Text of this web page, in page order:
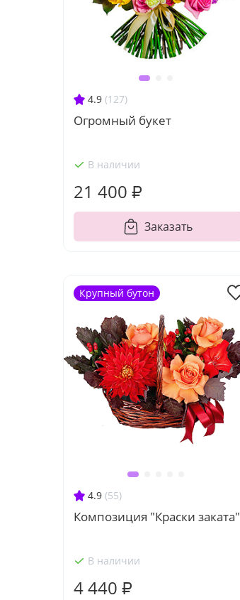
4.9 (127)
Огромный букет
В наличии
21 400 ₽
Заказать
4.9 (55)
Композиция "Краски заката"
В наличии
4 440 ₽
Крупный бутон